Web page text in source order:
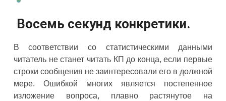
Восемь секунд конкретики.
В соответствии со статистическими данными
читатель не станет читать КП до конца, если первые
строки сообщения не заинтересовали его в должной
мере. Ошибкой многих является постепенное
изложение вопроса, плавно растянутое на